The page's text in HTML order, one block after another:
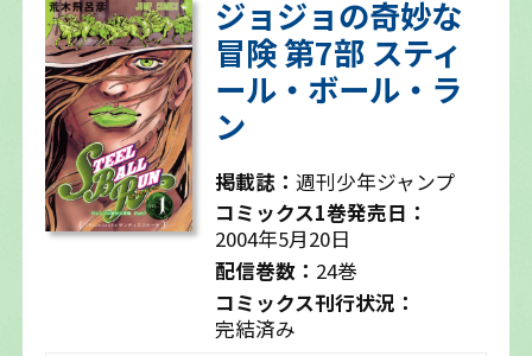
ジョジョの奇妙な
冒険 第7部 スティ
ール・ボール・ラ
ン
掲載誌： 週刊少年ジャンプ
コミックス1巻発売日：
2004年5月20日
配信巻数： 24巻
コミックス刊行状況：
完結済み